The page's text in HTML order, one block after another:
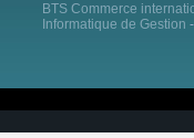
BTS Commerce
Informatique de Gestion -